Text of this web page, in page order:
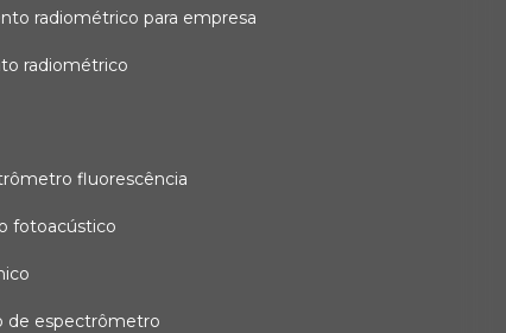
radiométrico para empresa
radiométrico
fluorescência
fotoacústico
de espectrômetro